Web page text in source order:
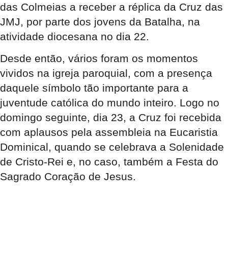
das Colmeias a receber a réplica da Cruz das
JMJ, por parte dos jovens da Batalha, na
atividade diocesana no dia 22.
Desde então, vários foram os momentos
vividos na igreja paroquial, com a presença
daquele símbolo tão importante para a
juventude católica do mundo inteiro. Logo no
domingo seguinte, dia 23, a Cruz foi recebida
com aplausos pela assembleia na Eucaristia
Dominical, quando se celebrava a Solenidade
de Cristo-Rei e, no caso, também a Festa do
Sagrado Coração de Jesus.